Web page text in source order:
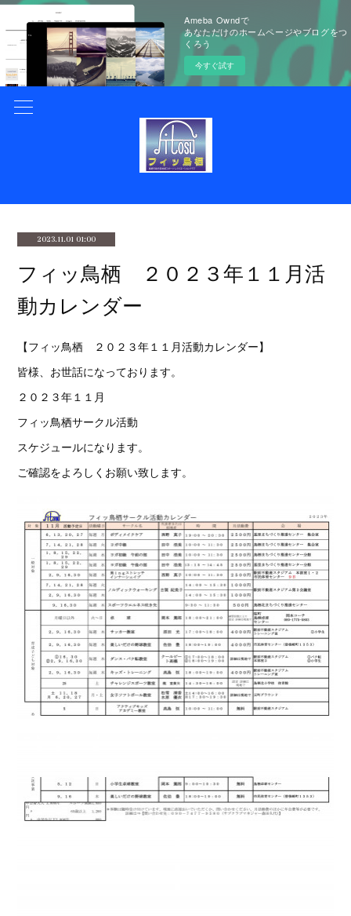
Ameba Owndで
あなただけのホームページやブログをつ
くろう
今すぐ試す
2023.11.01 01:00
フィッ鳥栖 ２０２３年１１月活
動カレンダー
【フィッ鳥栖 ２０２３年１１月活動カレンダー】
皆様、お世話になっております。
２０２３年１１月
フィッ鳥栖サークル活動
スケジュールになります。
ご確認をよろしくお願い致します。